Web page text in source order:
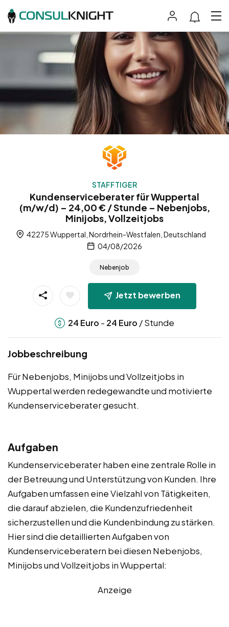
STAFFTIGER
Kundenserviceberater für Wuppertal
(m/w/d) – 24,00 € / Stunde – Nebenjobs,
Minijobs, Vollzeitjobs
42275 Wuppertal, Nordrhein-Westfalen, Deutschland
04/08/2026
Nebenjob
Jetzt bewerben
24 Euro - 24 Euro / Stunde
Jobbeschreibung
Für Nebenjobs, Minijobs und Vollzeitjobs in
Wuppertal werden redegewandte und motivierte
Kundenserviceberater gesucht.
Aufgaben
Kundenserviceberater haben eine zentrale Rolle in
der Betreuung und Unterstützung von Kunden. Ihre
Aufgaben umfassen eine Vielzahl von Tätigkeiten,
die darauf abzielen, die Kundenzufriedenheit
sicherzustellen und die Kundenbindung zu stärken.
Hier sind die detaillierten Aufgaben von
Kundenserviceberatern bei diesen Nebenjobs,
Minijobs und Vollzeitjobs in Wuppertal:
Anzeige